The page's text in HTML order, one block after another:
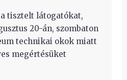
tisztelt látogatókat,
20-án, szombaton
technikai okok miatt
megértésüket